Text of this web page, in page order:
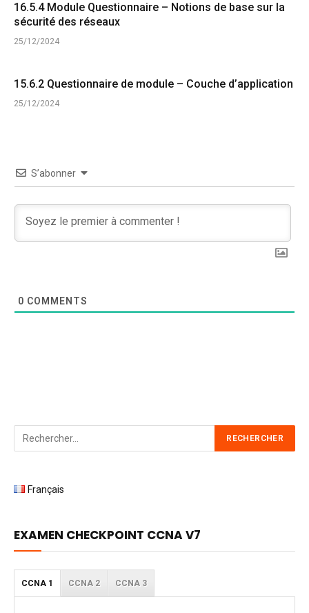
16.5.4 Module Questionnaire – Notions de base sur la
sécurité des réseaux
25/12/2024
15.6.2 Questionnaire de module – Couche d’application
25/12/2024
S’abonner
0 COMMENTS
Français
EXAMEN CHECKPOINT CCNA V7
CCNA 1 CCNA 2 CCNA 3